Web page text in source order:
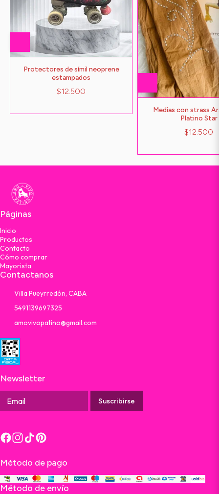
Protectores de símil neoprene
estampados
$12.500
Medias con strass
Platino Star
$12.500
Páginas
Inicio
Productos
Contacto
Cómo comprar
Mayorista
Contactanos
Villa Pueyrredón, CABA
5491139697325
amovivopatino@gmail.com
Newsletter
Suscribirse
Método de pago
Método de envío